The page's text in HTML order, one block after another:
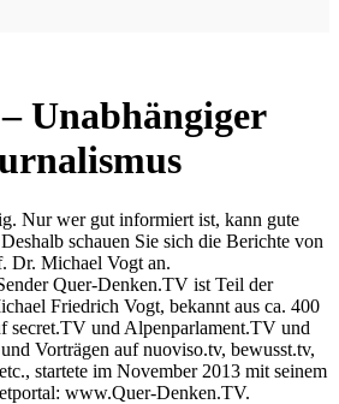
Unabhängiger
Nur wer gut informiert ist, kann gute
schauen Sie sich die Berichte von
Dr. Michael Vogt an.
Quer-Denken.TV ist Teil der
Friedrich Vogt, bekannt aus ca. 400
secret.TV und Alpenparlament.TV und
Vorträgen auf nuoviso.tv, bewusst.tv,
startete im November 2013 mit seinem
www.Quer-Denken.TV.